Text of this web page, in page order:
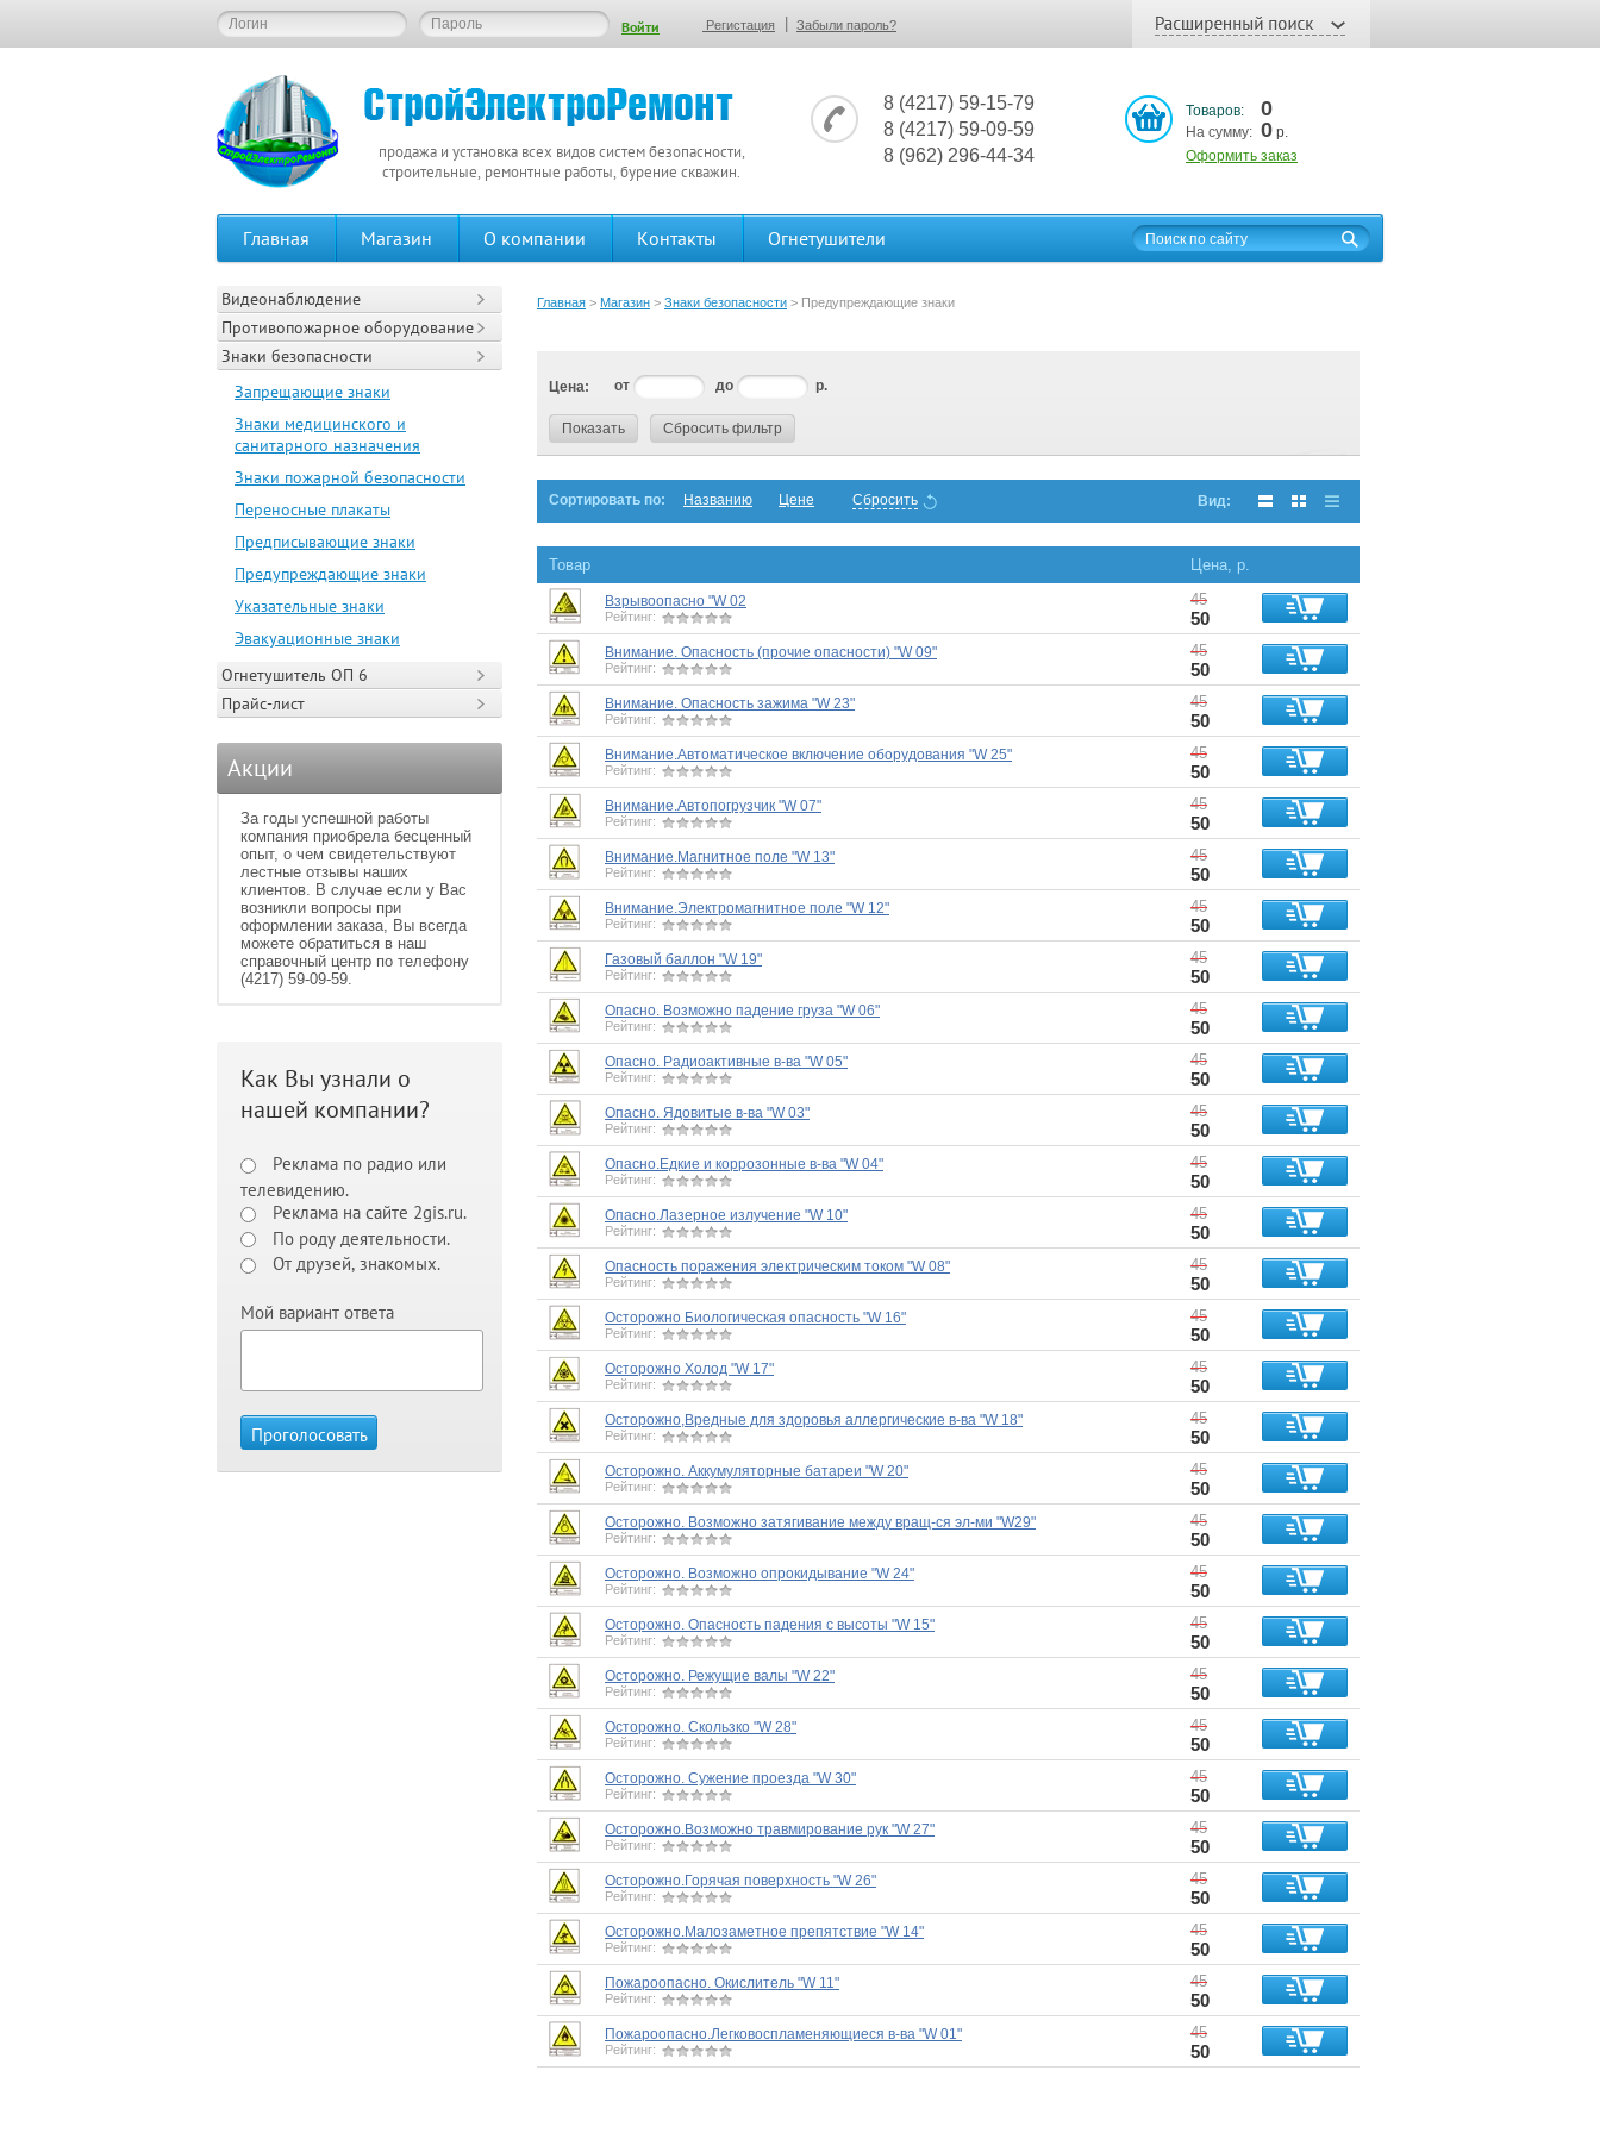
Регистация Забыли пароль?
продажа и установка всех видов систем безопасности,
строительные, ремонтные работы, бурение скважин.
8 (4217) 59-15-79
8 (4217) 59-09-59
8 (962) 296-44-34
Товаров: 0
На сумму: 0 р.
Оформить заказ
Главная Магазин О компании Контакты Огнетушители
Видеонаблюдение
Противопожарное оборудование
Знаки безопасности
Запрещающие знаки
Знаки медицинского и
санитарного назначения
Знаки пожарной безопасности
Переносные плакаты
Предписывающие знаки
Предупреждающие знаки
Указательные знаки
Эвакуационные знаки
Огнетушитель ОП 6
Прайс-лист
Акции
За годы успешной работы
компания приобрела бесценный
опыт, о чем свидетельствуют
лестные отзывы наших
клиентов. В случае если у Вас
возникли вопросы при
оформлении заказа, Вы всегда
можете обратиться в наш
справочный центр по телефону
(4217) 59-09-59.
Как Вы узнали о
нашей компании?
Реклама по радио или
телевидению.
Реклама на сайте 2gis.ru.
По роду деятельности.
От друзей, знакомых.
Мой вариант ответа
Главная > Магазин > Знаки безопасности > Предупреждающие знаки
Цена: от до р.
Показать Сбросить фильтр
Сортировать по: Названию Цене Сбросить Вид:
Товар Цена, р.
Взрывоопасно "W 02
Рейтинг:
45
50
Внимание. Опасность (прочие опасности) "W 09"
Рейтинг:
45
50
Внимание. Опасность зажима "W 23"
Рейтинг:
45
50
Внимание.Автоматическое включение оборудования "W 25"
Рейтинг:
45
50
Внимание.Автопогрузчик "W 07"
Рейтинг:
45
50
Внимание.Магнитное поле "W 13"
Рейтинг:
45
50
Внимание.Электромагнитное поле "W 12"
Рейтинг:
45
50
Газовый баллон "W 19"
Рейтинг:
45
50
Опасно. Возможно падение груза "W 06"
Рейтинг:
45
50
Опасно. Радиоактивные в-ва "W 05"
Рейтинг:
45
50
Опасно. Ядовитые в-ва "W 03"
Рейтинг:
45
50
Опасно.Едкие и коррозонные в-ва "W 04"
Рейтинг:
45
50
Опасно.Лазерное излучение "W 10"
Рейтинг:
45
50
Опасность поражения электрическим током "W 08"
Рейтинг:
45
50
Осторожно Биологическая опасность "W 16"
Рейтинг:
45
50
Осторожно Холод "W 17"
Рейтинг:
45
50
Осторожно,Вредные для здоровья аллергические в-ва "W 18"
Рейтинг:
45
50
Осторожно. Аккумуляторные батареи "W 20"
Рейтинг:
45
50
Осторожно. Возможно затягивание между вращ-ся эл-ми "W29"
Рейтинг:
45
50
Осторожно. Возможно опрокидывание "W 24"
Рейтинг:
45
50
Осторожно. Опасность падения с высоты "W 15"
Рейтинг:
45
50
Осторожно. Режущие валы "W 22"
Рейтинг:
45
50
Осторожно. Скользко "W 28"
Рейтинг:
45
50
Осторожно. Сужение проезда "W 30"
Рейтинг:
45
50
Осторожно.Возможно травмирование рук "W 27"
Рейтинг:
45
50
Осторожно.Горячая поверхность "W 26"
Рейтинг:
45
50
Осторожно.Малозаметное препятствие "W 14"
Рейтинг:
45
50
Пожароопасно. Окислитель "W 11"
Рейтинг:
45
50
Пожароопасно.Легковоспламеняющиеся в-ва "W 01"
Рейтинг:
45
50